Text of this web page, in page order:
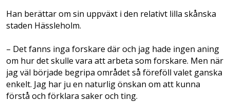
Han berättar om sin uppväxt i den relativt lilla skånska
staden Hässleholm.
– Det fanns inga forskare där och jag hade ingen aning
om hur det skulle vara att arbeta som forskare. Men när
jag väl började begripa området så föreföll valet ganska
enkelt. Jag har ju en naturlig önskan om att kunna
förstå och förklara saker och ting.